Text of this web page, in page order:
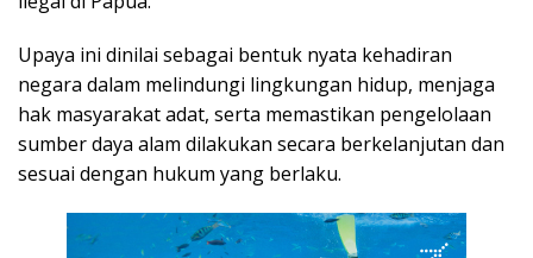
Upaya ini dinilai sebagai bentuk nyata kehadiran
negara dalam melindungi lingkungan hidup, menjaga
hak masyarakat adat, serta memastikan pengelolaan
sumber daya alam dilakukan secara berkelanjutan dan
sesuai dengan hukum yang berlaku.